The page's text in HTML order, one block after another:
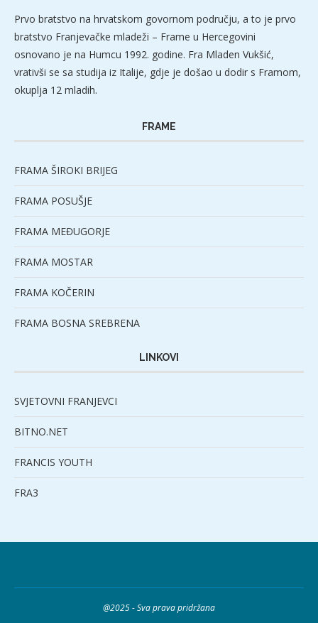
Prvo bratstvo na hrvatskom govornom području, a to je prvo
bratstvo Franjevačke mladeži – Frame u Hercegovini
osnovano je na Humcu 1992. godine. Fra Mladen Vukšić,
vrativši se sa studija iz Italije, gdje je došao u dodir s Framom,
okuplja 12 mladih.
FRAME
FRAMA ŠIROKI BRIJEG
FRAMA POSUŠJE
FRAMA MEĐUGORJE
FRAMA MOSTAR
FRAMA KOČERIN
FRAMA BOSNA SREBRENA
LINKOVI
SVJETOVNI FRANJEVCI
BITNO.NET
FRANCIS YOUTH
FRA3
@2025 - Sva prava pridržana